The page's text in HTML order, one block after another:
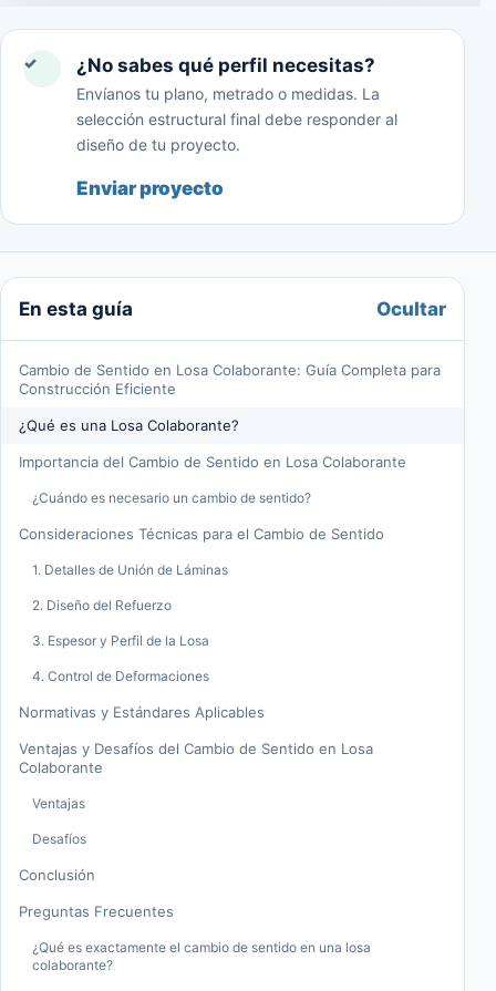
✓ ¿No sabes qué perfil necesitas?
Envíanos tu plano, metrado o medidas. La
selección estructural final debe responder al
diseño de tu proyecto.
Enviar proyecto
En esta guía Ocultar
Cambio de Sentido en Losa Colaborante: Guía Completa para
Construcción Eficiente
¿Qué es una Losa Colaborante?
Importancia del Cambio de Sentido en Losa Colaborante
¿Cuándo es necesario un cambio de sentido?
Consideraciones Técnicas para el Cambio de Sentido
1. Detalles de Unión de Láminas
2. Diseño del Refuerzo
3. Espesor y Perfil de la Losa
4. Control de Deformaciones
Normativas y Estándares Aplicables
Ventajas y Desafíos del Cambio de Sentido en Losa
Colaborante
Ventajas
Desafíos
Conclusión
Preguntas Frecuentes
¿Qué es exactamente el cambio de sentido en una losa
colaborante?